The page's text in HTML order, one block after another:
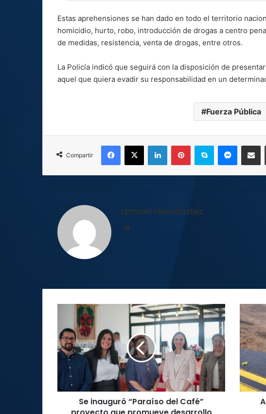
Estas aprehensiones se han dado en todo el territorio
homicidio, hurto, robo, introducción de drogas a centro
de medidas, resistencia, venta de drogas, entre otros.
La Policía indicó que seguirá con la disposición de
aquel que quiera evadir su responsabilidad en un
Fuerza Pública
Compartir
Facebook
X LinkedInPinterestSkype
Ismael Hernández
inauguró
“Paraíso
del
Café”
proyecto
desarrollo
económicoSe inauguró “Paraíso del Café”
en
la
Ruta
2
deja
a
un
fallecido